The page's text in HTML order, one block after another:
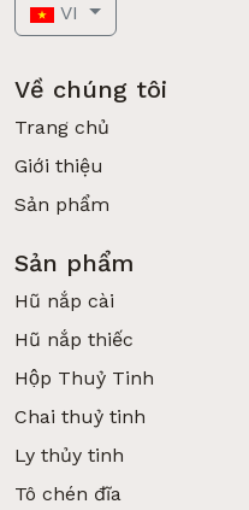
VI
Về chúng tôi
Trang chủ
Giới thiệu
Sản phẩm
Sản phẩm
Hũ nắp cài
Hũ nắp thiếc
Hộp Thuỷ Tinh
Chai thuỷ tinh
Ly thủy tinh
Tô chén đĩa